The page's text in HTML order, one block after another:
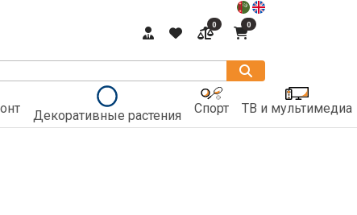
0 0
Декоративные растения Спорт ТВ и мультимедиа